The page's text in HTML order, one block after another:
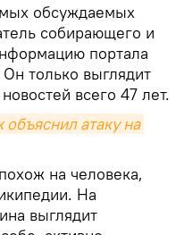
обсуждаемых
собирающего и
портала
только выглядит
всего 47 лет.
атаку на
на человека,
На
выглядит